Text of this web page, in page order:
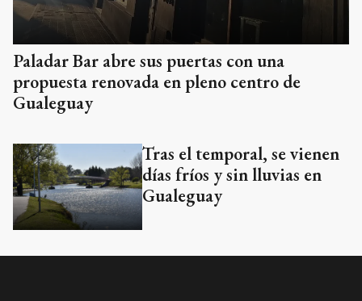
Paladar Bar abre sus puertas con una
propuesta renovada en pleno centro de
Gualeguay
Tras el temporal, se vienen
días fríos y sin lluvias en
Gualeguay